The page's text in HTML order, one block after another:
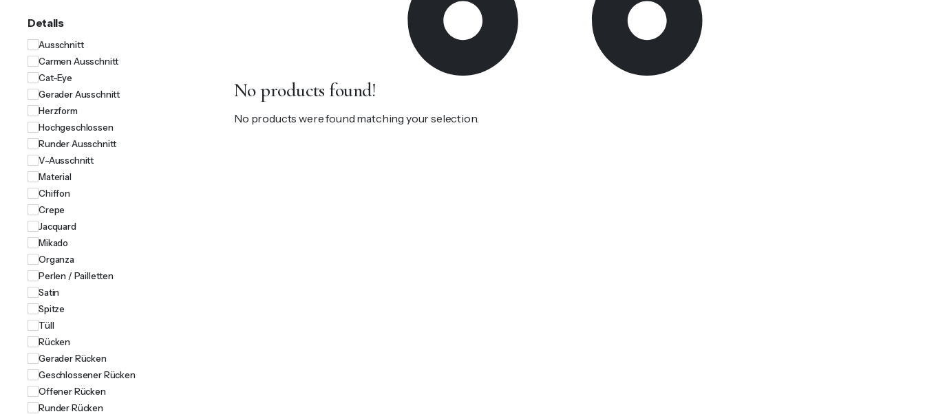
No products found!
No products were found matching your selection.
Details
Ausschnitt
Carmen Ausschnitt
Cat-Eye
Gerader Ausschnitt
Herzform
Hochgeschlossen
Runder Ausschnitt
V-Ausschnitt
Material
Chiffon
Crepe
Jacquard
Mikado
Organza
Perlen / Pailletten
Satin
Spitze
Tüll
Rücken
Gerader Rücken
Geschlossener Rücken
Offener Rücken
Runder Rücken